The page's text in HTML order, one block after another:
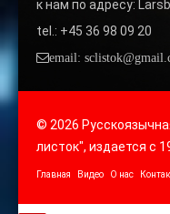
к нам по адресу:
tel.: +45 36 98 09 20
email:
© 2026
листок", издается с
Главная Видео О нас